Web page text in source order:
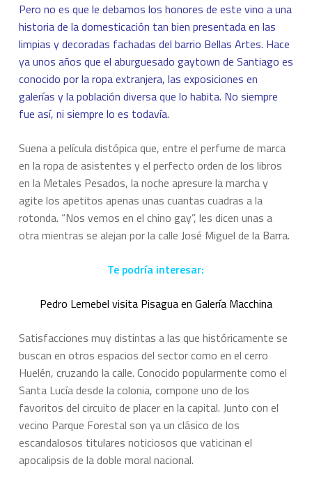
Pero no es que le debamos los honores de este vino a una
historia de la domesticación tan bien presentada en las
limpias y decoradas fachadas del barrio Bellas Artes. Hace
ya unos años que el aburguesado gaytown de Santiago es
conocido por la ropa extranjera, las exposiciones en
galerías y la población diversa que lo habita. No siempre
fue así, ni siempre lo es todavía.
Suena a película distópica que, entre el perfume de marca
en la ropa de asistentes y el perfecto orden de los libros
en la Metales Pesados, la noche apresure la marcha y
agite los apetitos apenas unas cuantas cuadras a la
rotonda. “Nos vemos en el chino gay”, les dicen unas a
otra mientras se alejan por la calle José Miguel de la Barra.
Te podría interesar:
Pedro Lemebel visita Pisagua en Galería Macchina
Satisfacciones muy distintas a las que históricamente se
buscan en otros espacios del sector como en el cerro
Huelén, cruzando la calle. Conocido popularmente como el
Santa Lucía desde la colonia, compone uno de los
favoritos del circuito de placer en la capital. Junto con el
vecino Parque Forestal son ya un clásico de los
escandalosos titulares noticiosos que vaticinan el
apocalipsis de la doble moral nacional.